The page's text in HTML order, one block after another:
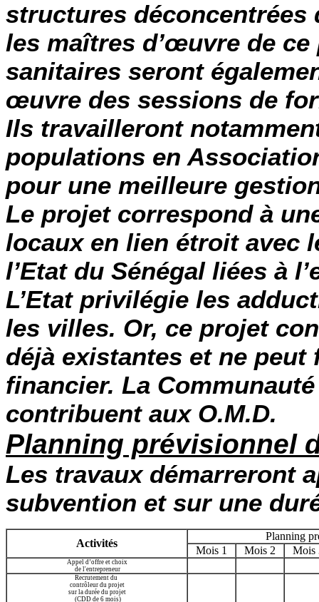
structures déconcentrées
les maîtres d’œuvre de
sanitaires seront
œuvre des sessions de
Ils travailleront
populations en
pour une meilleure
Le projet correspond à
locaux en lien étroit avec
l’Etat du Sénégal liées à
L’Etat privilégie les
les villes. Or, ce projet
déjà existantes et ne peut
financier. La Communauté
contribuent aux O.M.D.
Planning prévisionnel
Les travaux démarreront
subvention et sur une
Activités
Planning
Mois 1
Mois 2 Mois
Appel d’offre et choix
de l'entrepreneur
Recrutement du
contrôleur du projet
sur la durée du projet
(CDD de 6 mois)